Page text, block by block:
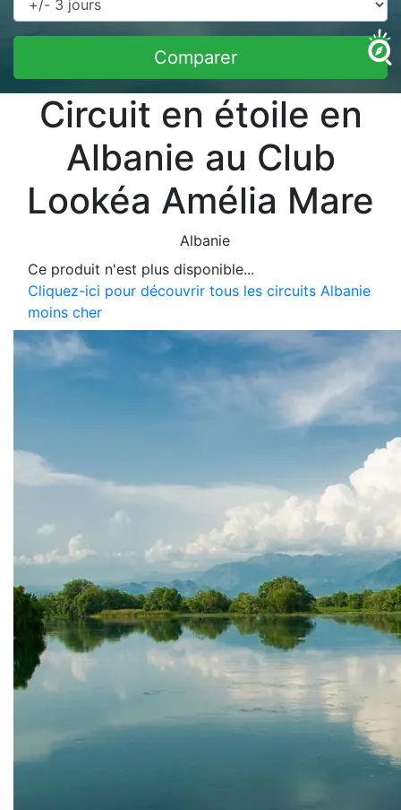
Comparer
Circuit en étoile en
Albanie au Club
Lookéa Amélia Mare
Albanie
Ce produit n'est plus disponible...
Cliquez-ici pour découvrir tous les circuits Albanie
moins cher